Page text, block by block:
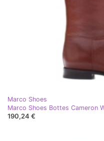
Marco Shoes
Marco Shoes Bottes Cameron
190,24 €